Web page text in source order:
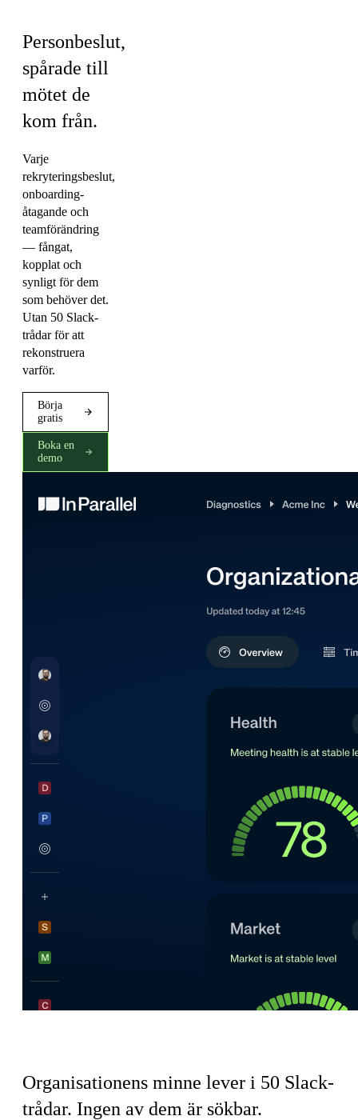
Personbeslut,
spårade till
mötet de
kom från.
Varje
rekryteringsbeslut,
onboarding-
åtagande och
teamförändring
— fångat,
kopplat och
synligt för dem
som behöver det.
Utan 50 Slack-
trådar för att
rekonstruera
varför.
Börja
gratis
Boka en
demo
Organisationens minne lever i 50 Slack-
trådar. Ingen av dem är sökbar.